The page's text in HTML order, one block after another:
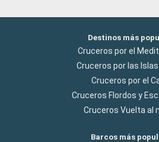
Destinos más
Cruceros por el
Cruceros por las
Cruceros por el
Cruceros Flordos y
Cruceros Vuelta al
Barcos más